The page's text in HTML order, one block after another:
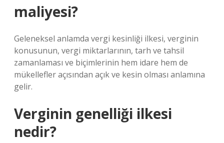
maliyesi?
Geleneksel anlamda vergi kesinliği ilkesi, verginin
konusunun, vergi miktarlarının, tarh ve tahsil
zamanlaması ve biçimlerinin hem idare hem de
mükellefler açısından açık ve kesin olması anlamına
gelir.
Verginin genelliği ilkesi
nedir?